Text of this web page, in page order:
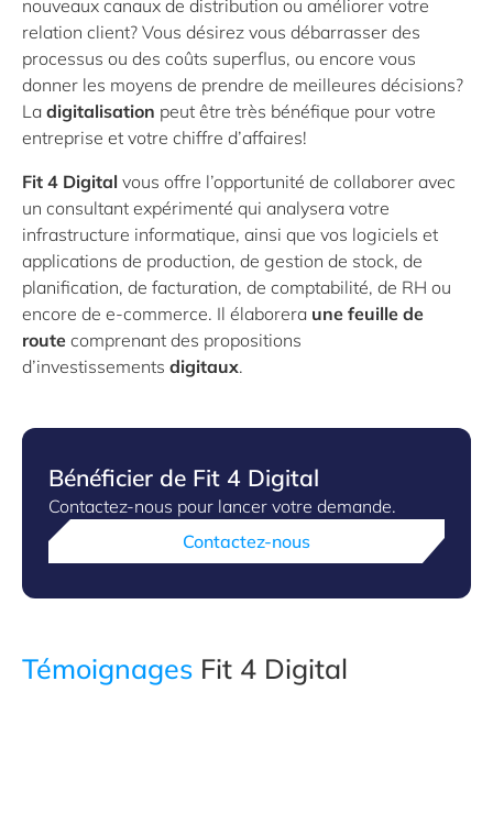
nouveaux canaux de distribution ou améliorer votre
relation client? Vous désirez vous débarrasser des
processus ou des coûts superflus, ou encore vous
donner les moyens de prendre de meilleures décisions?
La digitalisation peut être très bénéfique pour votre
entreprise et votre chiffre d’affaires!
Fit 4 Digital vous offre l’opportunité de collaborer avec
un consultant expérimenté qui analysera votre
infrastructure informatique, ainsi que vos logiciels et
applications de production, de gestion de stock, de
planification, de facturation, de comptabilité, de RH ou
encore de e-commerce. Il élaborera une feuille de
route comprenant des propositions
d’investissements digitaux.
Bénéficier de Fit 4 Digital
Contactez-nous pour lancer votre demande.
Contactez-nous
Témoignages Fit 4 Digital